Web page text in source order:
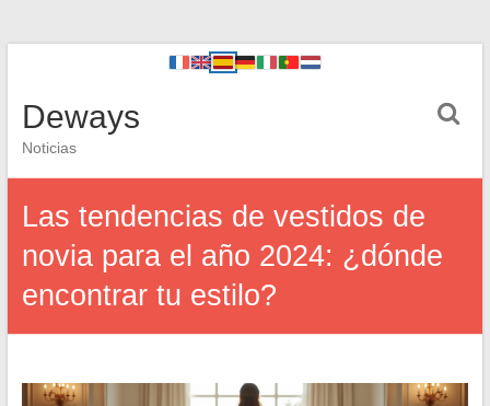
Deways
Noticias
Las tendencias de vestidos de
novia para el año 2024: ¿dónde
encontrar tu estilo?